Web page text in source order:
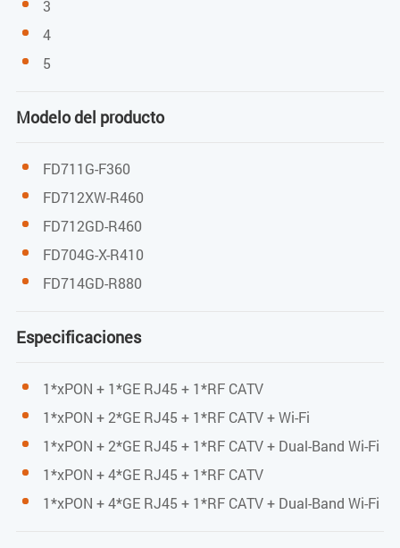
EPON: -3dBm
GPON: -8dBm
Potencia de transmisión
GPON: 0.5～5dBm
CATV (Puerto de entrada/salida)
-18dBm～0dBm (con AGC)
Frecuencia RF
3
4
5
Modelo del producto
FD711G-F360
FD712XW-R460
FD712GD-R460
FD704G-X-R410
FD714GD-R880
Especificaciones
1*xPON + 1*GE RJ45 + 1*RF CATV
1*xPON + 2*GE RJ45 + 1*RF CATV + Wi-Fi
1*xPON + 2*GE RJ45 + 1*RF CATV + Dual-Band Wi-Fi
1*xPON + 4*GE RJ45 + 1*RF CATV
1*xPON + 4*GE RJ45 + 1*RF CATV + Dual-Band Wi-Fi